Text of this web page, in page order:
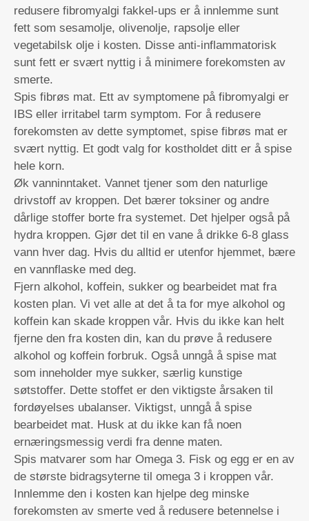
redusere fibromyalgi fakkel-ups er å innlemme sunt
fett som sesamolje, olivenolje, rapsolje eller
vegetabilsk olje i kosten. Disse anti-inflammatorisk
sunt fett er svært nyttig i å minimere forekomsten av
smerte.
Spis fibrøs mat. Ett av symptomene på fibromyalgi er
IBS eller irritabel tarm symptom. For å redusere
forekomsten av dette symptomet, spise fibrøs mat er
svært nyttig. Et godt valg for kostholdet ditt er å spise
hele korn.
Øk vanninntaket. Vannet tjener som den naturlige
drivstoff av kroppen. Det bærer toksiner og andre
dårlige stoffer borte fra systemet. Det hjelper også på
hydra kroppen. Gjør det til en vane å drikke 6-8 glass
vann hver dag. Hvis du alltid er utenfor hjemmet, bære
en vannflaske med deg.
Fjern alkohol, koffein, sukker og bearbeidet mat fra
kosten plan. Vi vet alle at det å ta for mye alkohol og
koffein kan skade kroppen vår. Hvis du ikke kan helt
fjerne den fra kosten din, kan du prøve å redusere
alkohol og koffein forbruk. Også unngå å spise mat
som inneholder mye sukker, særlig kunstige
søtstoffer. Dette stoffet er den viktigste årsaken til
fordøyelses ubalanser. Viktigst, unngå å spise
bearbeidet mat. Husk at du ikke kan få noen
ernæringsmessig verdi fra denne maten.
Spis matvarer som har Omega 3. Fisk og egg er en av
de største bidragsyterne til omega 3 i kroppen vår.
Innlemme den i kosten kan hjelpe deg minske
forekomsten av smerte ved å redusere betennelse i